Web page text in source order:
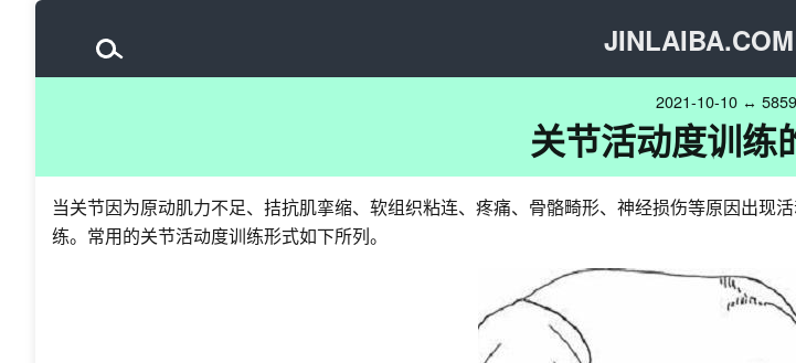
2021-10-10 ↔
关节活动度训练
当关节因为原动肌力不足、拮抗肌挛缩、软组织粘连、疼痛、骨骼畸形、神经损伤等原因出
练。常用的关节活动度训练形式如下所列。